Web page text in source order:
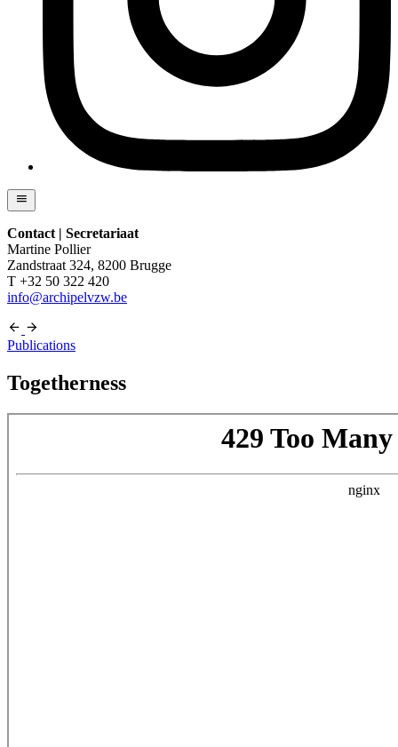
Contact | Secretariaat
Martine Pollier
Zandstraat 324, 8200 Brugge
T +32 50 322 420
info@archipelvzw.be
Publications
Togetherness